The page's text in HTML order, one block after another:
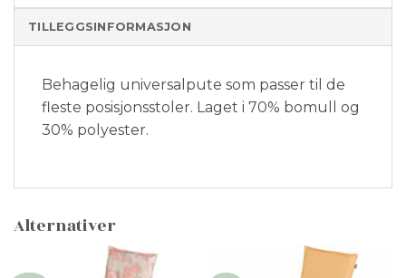
TILLEGGSINFORMASJON
Behagelig universalpute som passer til de
fleste posisjonsstoler. Laget i 70% bomull og
30% polyester.
Alternativer